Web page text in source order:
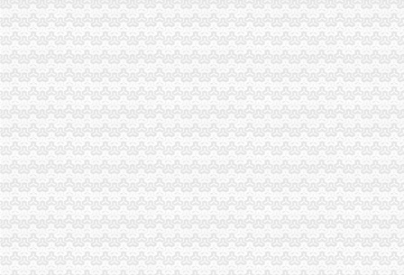
广发证券
招商银行--重庆百货（）重大资产购买及托管暨关联交易预案
渝中区代办进出口公司
渝中区铝管的价格_铝信
重庆渝中区肖杰律师-中顾法律网
【重庆代理记账|重庆代理记账公司】-重庆58分类网
包头到渝中区物流货运北京到渝中区物流搬家-产品展示-
重庆环保产品标志认证|重庆有机认证|重庆普道企业管理咨询有限公司
渝中区增高鞋加盟渝中区增高鞋加盟店渝中区加盟增高鞋店-渝中区
重庆蓝鼎影视媒有限公司,主营：影视制作的策划；承办经批准的文
渝中区大坪正街四室两厅豪华大套房_重庆渝中区大坪短租房_游天下
民生国际船务代理有限公司
重庆食品饮料企业黄页
代办进出口公司